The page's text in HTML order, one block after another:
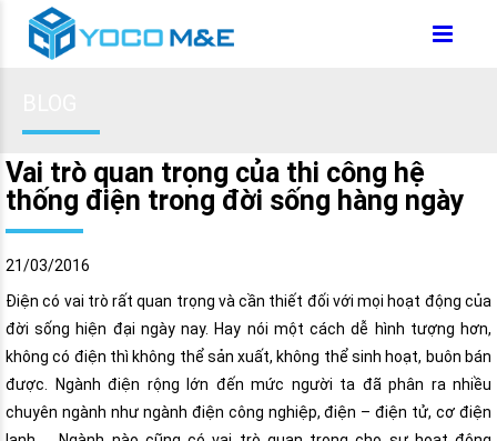
Vai trò quan trọng của thi công hệ
thống điện trong đời sống hàng ngày
21/03/2016
Điện có vai trò rất quan trọng và cần thiết đối với mọi hoạt động của
đời sống hiện đại ngày nay. Hay nói một cách dễ hình tượng hơn,
không có điện thì không thể sản xuất, không thể sinh hoạt, buôn bán
được. Ngành điện rộng lớn đến mức người ta đã phân ra nhiều
chuyên ngành như ngành điện công nghiệp, điện – điện tử, cơ điện